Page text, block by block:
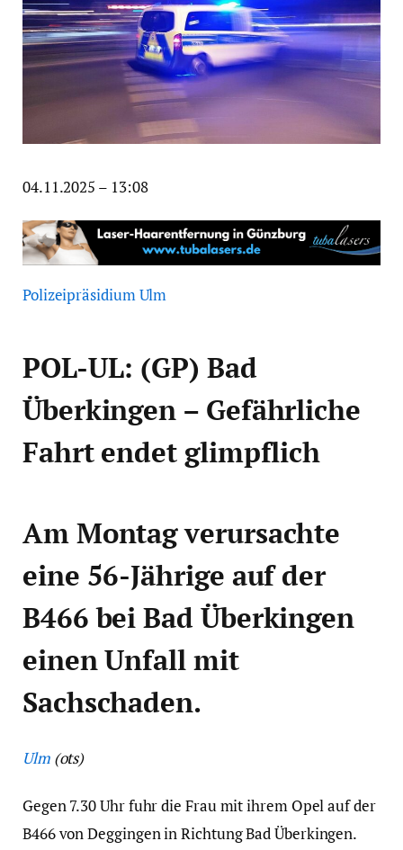
04.11.2025 – 13:08
Polizeipräsidium Ulm
POL-UL: (GP) Bad
Überkingen – Gefährliche
Fahrt endet glimpflich
Am Montag verursachte
eine 56-Jährige auf der
B466 bei Bad Überkingen
einen Unfall mit
Sachschaden.
Ulm(ots)
Gegen 7.30 Uhr fuhr die Frau mit ihrem Opel auf der
B466 von Deggingen in Richtung Bad Überkingen.